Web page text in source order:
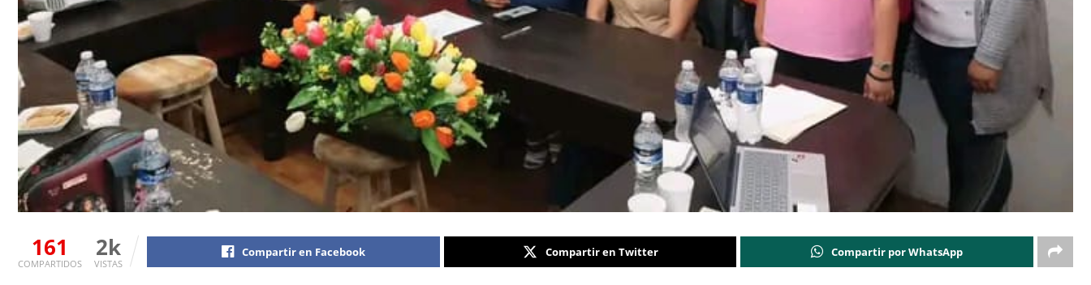
161
COMPARTIDOS
2k
VISTAS
Compartir en Facebook Compartir en Twitter Compartir por WhatsApp